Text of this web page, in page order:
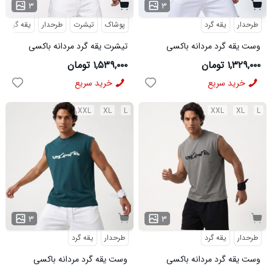
۳
پوشاک تیشرت طرحدار یقه گرد
تیشرت یقه گرد مردانه باکسی
طرحدار مچینست ذغالی مدل
50949
۱,۵۳۹,۰۰۰ تومان
خرید سریع
۳
طرحدار یقه گرد
وست یقه گرد مردانه باکسی
طرحدار پنبه دو رو سرمه ای مدل
50953
۱,۳۲۹,۰۰۰ تومان
خرید سریع
L
XL
XXL
۳
طرحدار یقه گرد
وست یقه گرد مردانه باکسی
L
XL
XXL
۳
طرحدار یقه گرد
وست یقه گرد مردانه باکسی